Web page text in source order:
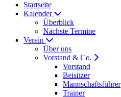
Startseite
Kalender
Überblick
Nächste Termine
Verein
Über uns
Vorstand & Co.
Vorstand
Beisitzer
Mannschaftsführer
Trainer